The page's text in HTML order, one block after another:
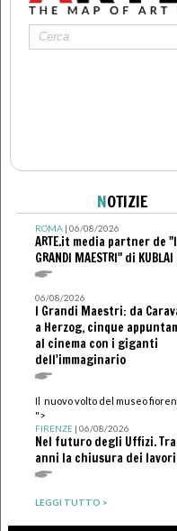
NOTIZIE
ROMA| 06/08/2026
ARTE.it media partner de "I
GRANDI MAESTRI" di
06/08/2026
I Grandi Maestri: da
a Herzog, cinque
al cinema con i giganti
dell'immaginario
Il nuovo volto del museo
">
FIRENZE| 06/08/2026
Nel futuro degli Uffizi.
anni la chiusura dei lavori
LEGGI TUTTO >